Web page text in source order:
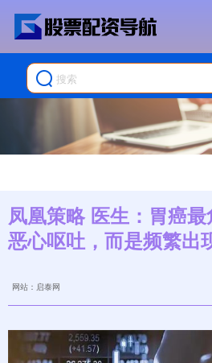
凤凰策略 医生：胃癌
恶心呕吐，而是频繁出
网站：启泰网